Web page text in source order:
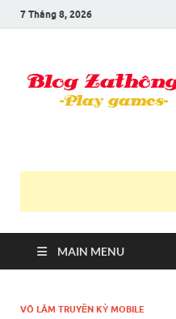
7 Tháng 8, 2026
MAIN MENU
VÕ LÂM TRUYỀN KỲ MOBILE